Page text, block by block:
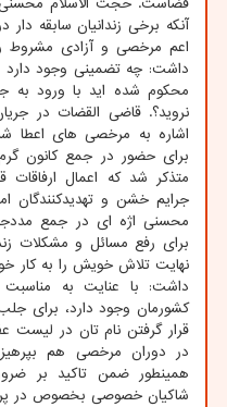
آنکه برخی زندانیان سابقه دار
اعم مرخصی و آزادی مشروط
داشت: چه تضمینی وجود دارد
محکوم شده اید با ورود به
نروید؟. قاضی القضات در
اشاره به مرخصی های اعطا
برای حضور در جمع کانون گرم
متذکر شد که اعمال ارفاقات
جرایم خشن و تهدیدکنندگان
محسنی اژه ای در جمع
برای رفع مسائل و مشکلات
نهایت تلاش خویش را به کار
داشت: با عنایت به
کشورمان وجود دارد، برای
قرار گرفتن نام تان در لیست
در دوران مرخصی هم
همینطور ضمن تاکید بر
شاکیان خصوصی بخصوص در